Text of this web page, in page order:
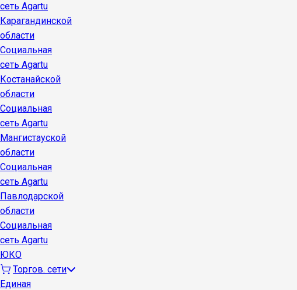
сеть Agartu
Карагандинской
области
Социальная
сеть Agartu
Костанайской
области
Социальная
сеть Agartu
Мангистауской
области
Социальная
сеть Agartu
Павлодарской
области
Социальная
сеть Agartu
ЮКО
Торгов. сети
Единая